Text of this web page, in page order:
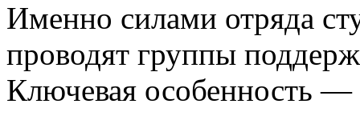
Именно силами отряда
проводят группы
Ключевая особенность